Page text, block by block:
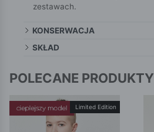
zestawach.
KONSERWACJA
SKŁAD
POLECANE PRODUKTY
Limited Edition